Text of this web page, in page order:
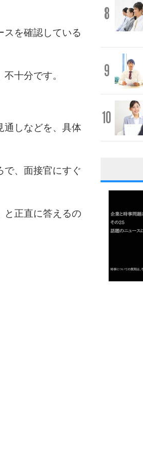
スを確認している
十分です。
通しなどを、具体
で、面接官にすぐ
と正直に答えるの
8
9
10
1
3